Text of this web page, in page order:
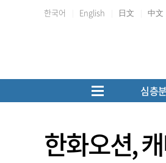
한국어 English 日文 中文
심층
한화오션,